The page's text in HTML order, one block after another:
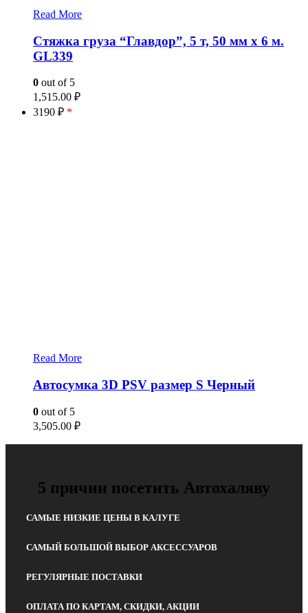
Read More
Стяжка груза “Главдор”, 5 т, 50 мм х 6 м.
GL339
0 out of 5
1,515.00 ₽
3190 ₽ *
Read More
Автосумка 3D PSV размер S Черный
0 out of 5
3,505.00 ₽
5 причин посетить Автохаляву
САМЫЕ НИЗКИЕ ЦЕНЫ В КАЛУГЕ
САМЫЙ БОЛЬШОЙ ВЫБОР АКСЕССУАРОВ
РЕГУЛЯРНЫЕ ПОСТАВКИ
ОПЛАТА ПО КАРТАМ, СКИДКИ, АКЦИИ